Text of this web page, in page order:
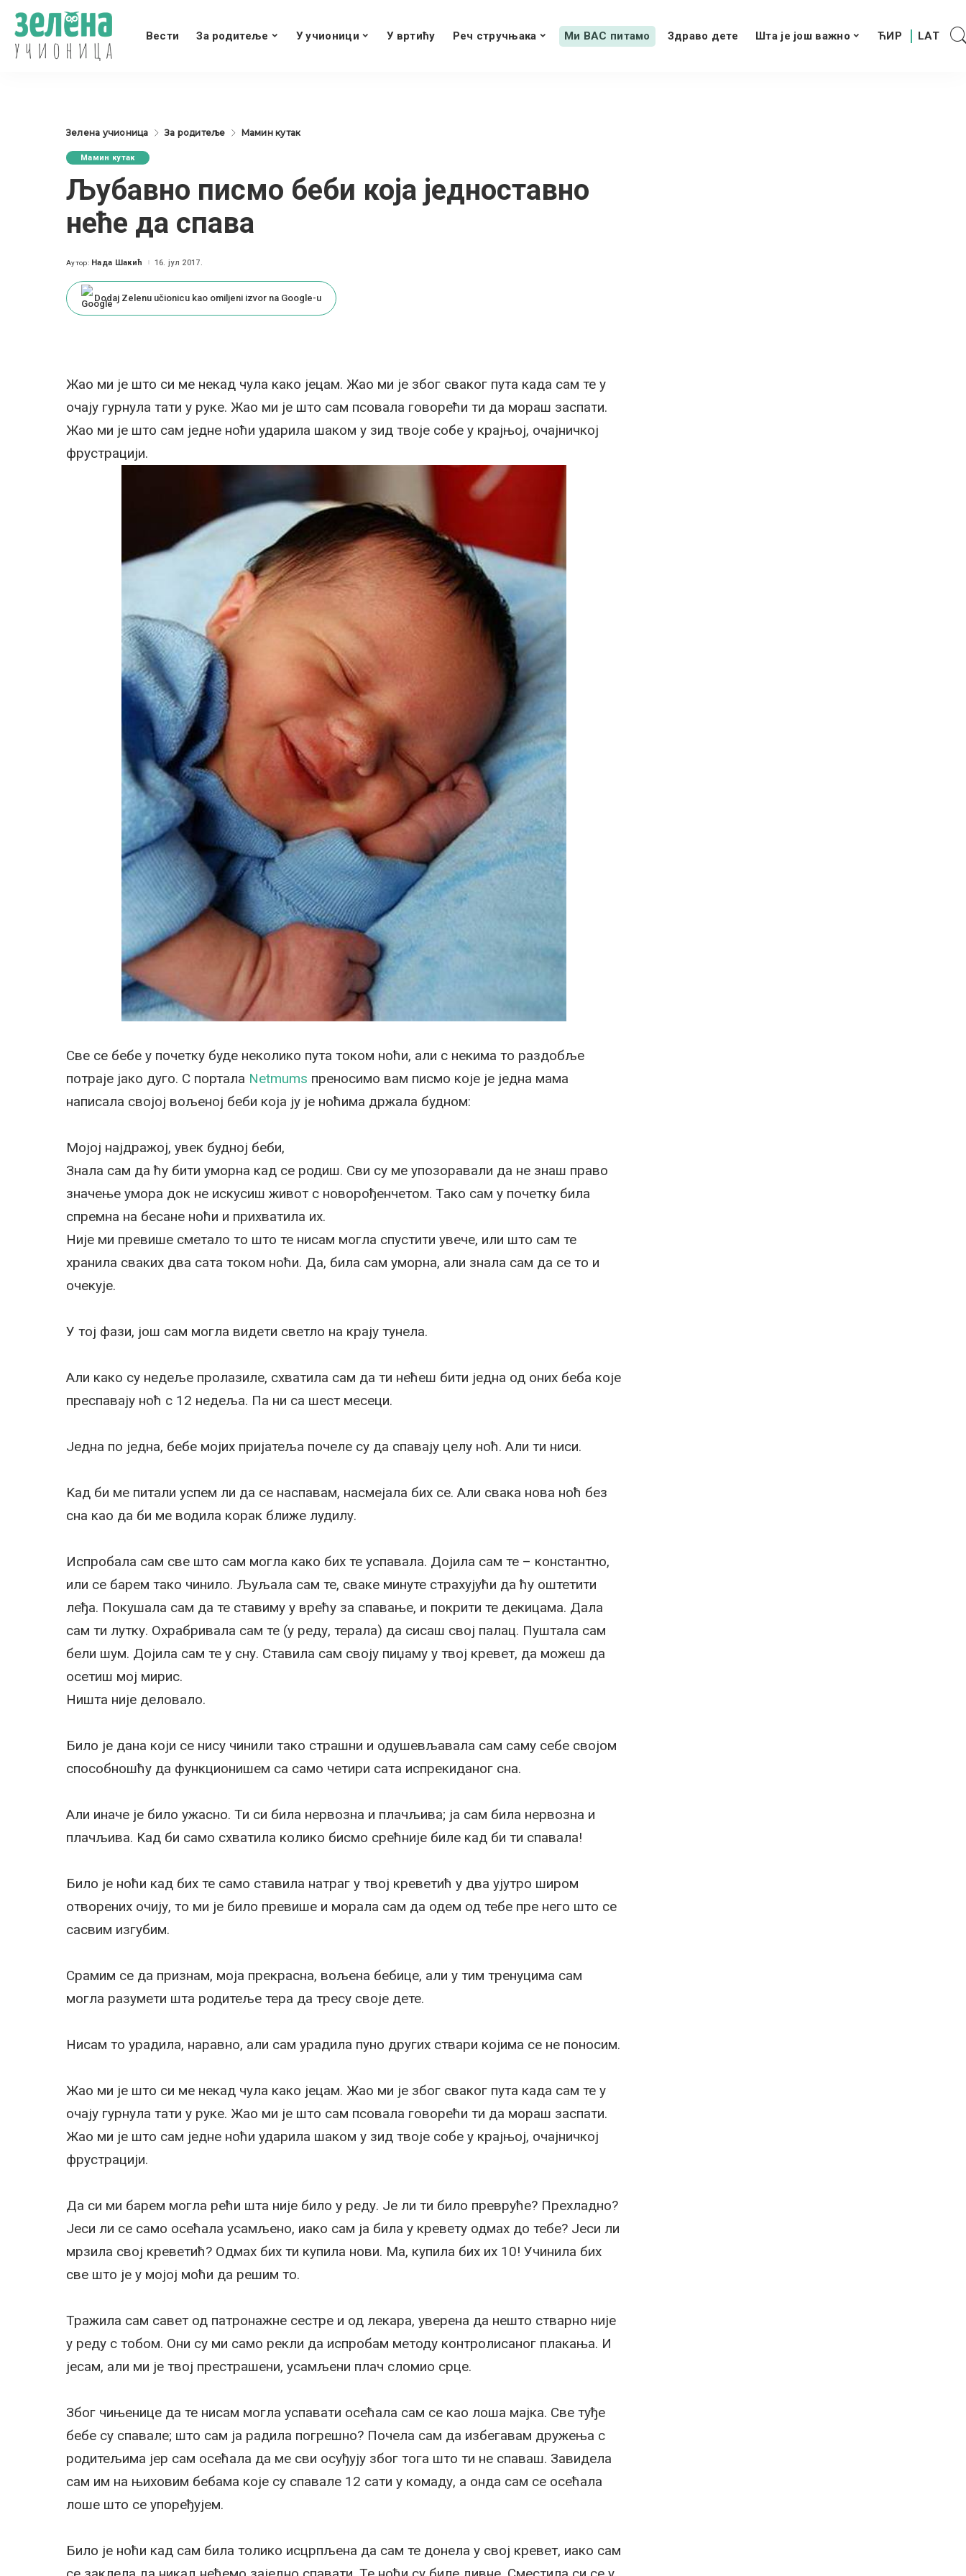
Вести За родитеље У учионици У вртићу Реч стручњака Ми ВАС питамо Здраво дете Шта је још важно
Зелена учионица За родитеље Мамин кутак
Мамин кутак
Љубавно писмо беби која једноставно
неће да спава
Posted
Аутор: Нада Шакић 16. јул 2017.
Dodaj Zelenu učionicu kao omiljeni izvor na Google-u
Жао ми је што си ме некад чула како јецам. Жао ми је због сваког пута када сам те у
очају гурнула тати у руке. Жао ми је што сам псовала говорећи ти да мораш заспати.
Жао ми је што сам једне ноћи ударила шаком у зид твоје собе у крајњој, очајничкој
фрустрацији.
Све се бебе у почетку буде неколико пута током ноћи, али с некима то раздобље
потраје јако дуго. С портала Netmums преносимо вам писмо које је једна мама
написала својој вољеној беби која ју је ноћима држала будном:
Мојој најдражој, увек будној беби,
Знала сам да ћу бити уморна кад се родиш. Сви су ме упозоравали да не знаш право
значење умора док не искусиш живот с новорођенчетом. Тако сам у почетку била
спремна на бесане ноћи и прихватила их.
Није ми превише сметало то што те нисам могла спустити увече, или што сам те
хранила сваких два сата током ноћи. Да, била сам уморна, али знала сам да се то и
очекује.
У тој фази, још сам могла видети светло на крају тунела.
Али како су недеље пролазиле, схватила сам да ти нећеш бити једна од оних беба које
преспавају ноћ с 12 недеља. Па ни са шест месеци.
Једна по једна, бебе мојих пријатеља почеле су да спавају целу ноћ. Али ти ниси.
Kад би ме питали успем ли да се наспавам, насмејала бих се. Али свака нова ноћ без
сна као да би ме водила корак ближе лудилу.
Испробала сам све што сам могла како бих те успавала. Дојила сам те – константно,
или се барем тако чинило. Љуљала сам те, сваке минуте страхујући да ћу оштетити
леђа. Покушала сам да те ставиму у врећу за спавање, и покрити те декицама. Дала
сам ти лутку. Охрабривала сам те (у реду, терала) да сисаш свој палац. Пуштала сам
бели шум. Дојила сам те у сну. Ставила сам своју пиџаму у твој кревет, да можеш да
осетиш мој мирис.
Ништа није деловало.
Било је дана који се нису чинили тако страшни и одушевљавала сам саму себе својом
способношћу да функционишем са само четири сата испрекиданог сна.
Али иначе је било ужасно. Ти си била нервозна и плачљива; ја сам била нервозна и
плачљива. Kад би само схватила колико бисмо срећније биле кад би ти спавала!
Било је ноћи кад бих те само ставила натраг у твој креветић у два ујутро широм
отворених очију, то ми је било превише и морала сам да одем од тебе пре него што се
сасвим изгубим.
Срамим се да признам, моја прекрасна, вољена бебице, али у тим тренуцима сам
могла разумети шта родитеље тера да тресу своје дете.
Нисам то урадила, наравно, али сам урадила пуно других ствари којима се не поносим.
Жао ми је што си ме некад чула како јецам. Жао ми је због сваког пута када сам те у
очају гурнула тати у руке. Жао ми је што сам псовала говорећи ти да мораш заспати.
Жао ми је што сам једне ноћи ударила шаком у зид твоје собе у крајњој, очајничкој
фрустрацији.
Да си ми барем могла рећи шта није било у реду. Је ли ти било превруће? Прехладно?
Јеси ли се само осећала усамљено, иако сам ја била у кревету одмах до тебе? Јеси ли
мрзила свој креветић? Одмах бих ти купила нови. Ма, купила бих их 10! Учинила бих
све што је у мојој моћи да решим то.
Тражила сам савет од патронажне сестре и од лекара, уверена да нешто стварно није
у реду с тобом. Они су ми само рекли да испробам методу контролисаног плакања. И
јесам, али ми је твој престрашени, усамљени плач сломио срце.
Због чињенице да те нисам могла успавати осећала сам се као лоша мајка. Све туђе
бебе су спавале; што сам ја радила погрешно? Почела сам да избегавам дружења с
родитељима јер сам осећала да ме сви осуђују због тога што ти не спаваш. Завидела
сам им на њиховим бебама које су спавале 12 сати у комаду, а онда сам се осећала
лоше што се упоређујем.
Било је ноћи кад сам била толико исцрпљена да сам те донела у свој кревет, иако сам